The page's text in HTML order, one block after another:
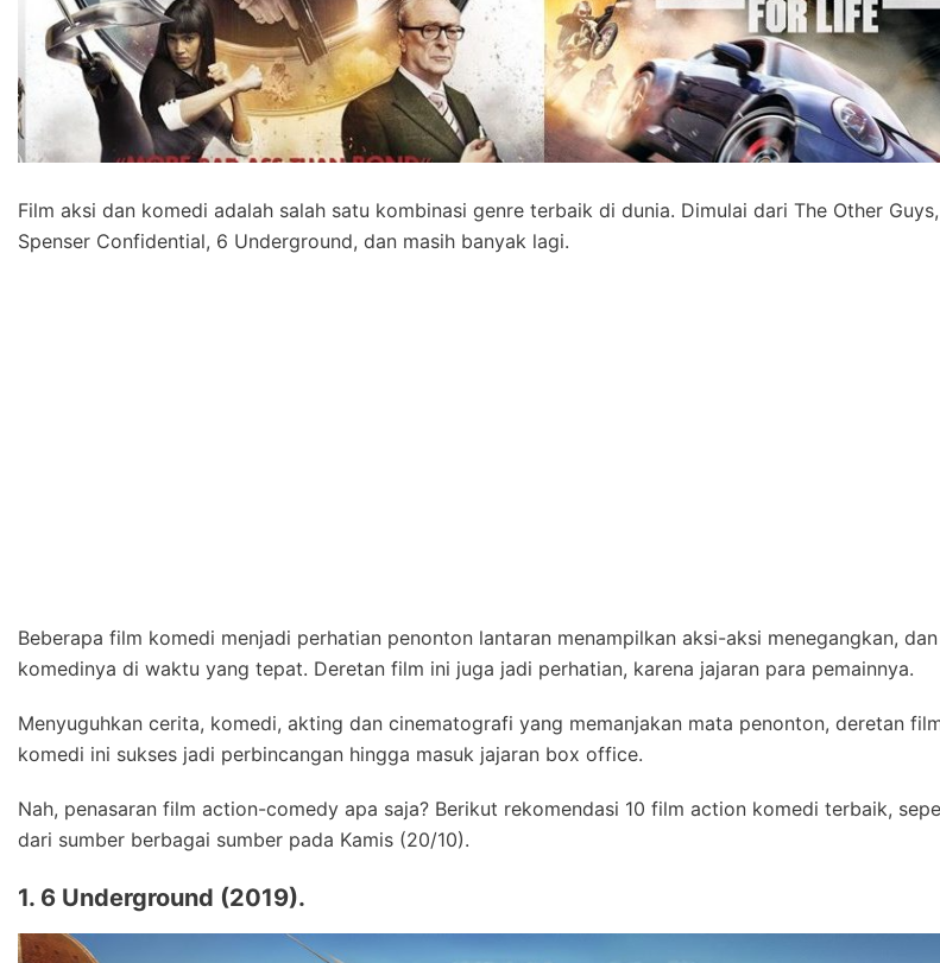
Film aksi dan komedi adalah salah satu kombinasi genre terbaik di dunia. Dimulai dari The Other
Spenser Confidential, 6 Underground, dan masih banyak lagi.
Beberapa film komedi menjadi perhatian penonton lantaran menampilkan aksi-aksi menegangkan,
komedinya di waktu yang tepat. Deretan film ini juga jadi perhatian, karena jajaran para pemainnya.
Menyuguhkan cerita, komedi, akting dan cinematografi yang memanjakan mata penonton, deretan
komedi ini sukses jadi perbincangan hingga masuk jajaran box office.
Nah, penasaran film action-comedy apa saja? Berikut rekomendasi 10 film action komedi terbaik,
dari sumber berbagai sumber pada Kamis (20/10).
1. 6 Underground (2019).